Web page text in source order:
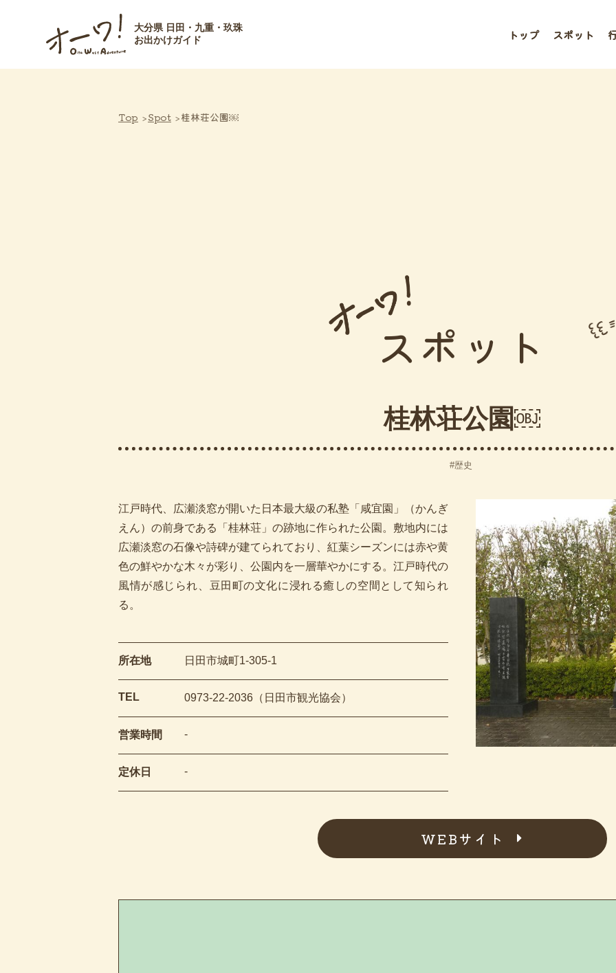
大分県 日田・九重・玖珠
お出かけガイド
トップ スポット
Top Spot 桂林荘公園￼
スポット
桂林荘公園￼
歴史
江戸時代、広瀬淡窓が開いた日本最大級の私塾「咸宜園」（かんぎ
えん）の前身である「桂林荘」の跡地に作られた公園。敷地内には
広瀬淡窓の石像や詩碑が建てられており、紅葉シーズンには赤や黄
色の鮮やかな木々が彩り、公園内を一層華やかにする。江戸時代の
風情が感じられ、豆田町の文化に浸れる癒しの空間として知られ
る。
所在地 日田市城町1-305-1
TEL 0973-22-2036（日田市観光協会）
営業時間 -
定休日 -
WEBサイト